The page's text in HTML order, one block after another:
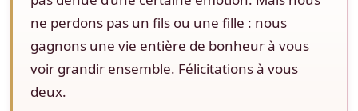
ne perdons pas un fils ou une fille : nous
gagnons une vie entière de bonheur à vous
voir grandir ensemble. Félicitations à vous
deux.